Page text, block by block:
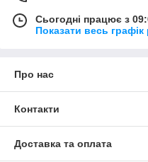
Сьогодні працює з
Показати весь графік
Про нас
Контакти
Доставка та оплата